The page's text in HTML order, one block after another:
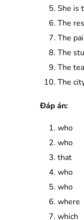
She is
The
The
The
The
The
Đáp án:
who
who
that
who
who
where
which